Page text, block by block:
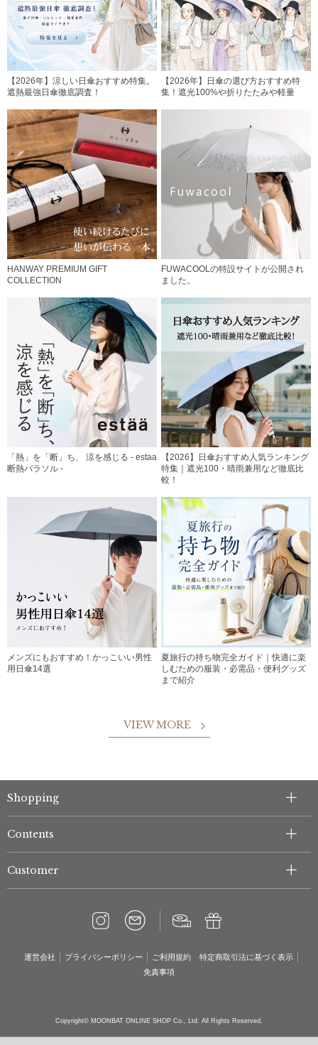
【2026年】涼しい日傘おすすめ特集。
遮熱最強日傘徹底調査！
【2026年】日傘の選び方おすすめ特
集！遮光100%や折りたたみや軽量
HANWAY PREMIUM GIFT
COLLECTION
FUWACOOLの特設サイトが公開され
ました。
「熱」を「断」ち、 涼を感じる - estaa
断熱パラソル -
【2026】日傘おすすめ人気ランキング
特集｜遮光100・晴雨兼用など徹底比
較！
メンズにもおすすめ！かっこいい男性
用日傘14選
夏旅行の持ち物完全ガイド｜快適に楽
しむための服装・必需品・便利グッズ
まで紹介
VIEW MORE
Shopping
Contents
Customer
運営会社 プライバシーポリシー ご利用規約
特定商取引法に基づく表示
免責事項
Copyright© MOONBAT ONLINE SHOP Co., Ltd. All Rights Reserved.